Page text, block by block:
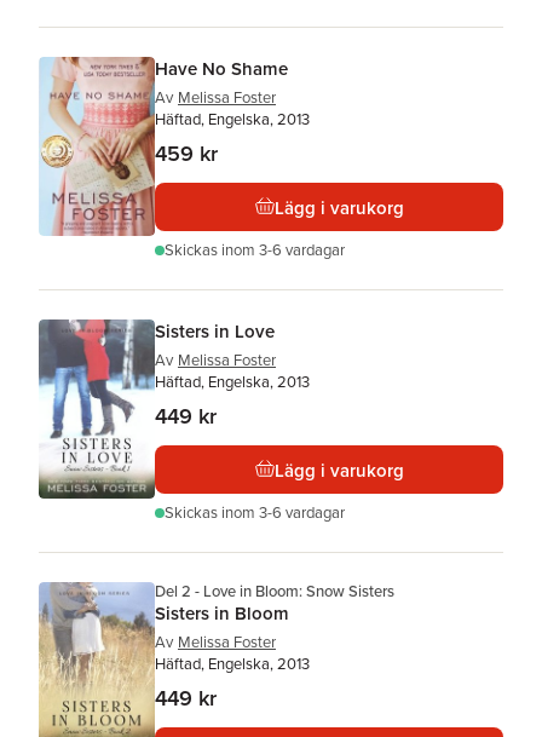
Have No Shame
Av Melissa Foster
Häftad, Engelska, 2013
459 kr
Lägg i varukorg
Skickas inom 3-6 vardagar
Sisters in Love
Av Melissa Foster
Häftad, Engelska, 2013
449 kr
Lägg i varukorg
Skickas inom 3-6 vardagar
Del 2 - Love in Bloom: Snow Sisters
Sisters in Bloom
Av Melissa Foster
Häftad, Engelska, 2013
449 kr